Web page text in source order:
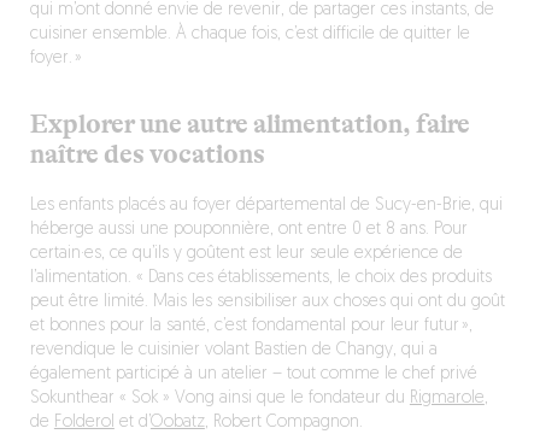
qui m’ont donné envie de revenir, de partager ces instants, de
cuisiner ensemble. À chaque fois, c’est difficile de quitter le
foyer. »
Explorer une autre alimentation, faire
naître des vocations
Les enfants placés au foyer départemental de Sucy-en-Brie, qui
héberge aussi une pouponnière, ont entre 0 et 8 ans. Pour
certain·es, ce qu’ils y goûtent est leur seule expérience de
l’alimentation. « Dans ces établissements, le choix des produits
peut être limité. Mais les sensibiliser aux choses qui ont du goût
et bonnes pour la santé, c’est fondamental pour leur futur »,
revendique le cuisinier volant Bastien de Changy, qui a
également participé à un atelier – tout comme le chef privé
Sokunthear « Sok » Vong ainsi que le fondateur du Rigmarole,
de Folderol et d’ Oobatz, Robert Compagnon.